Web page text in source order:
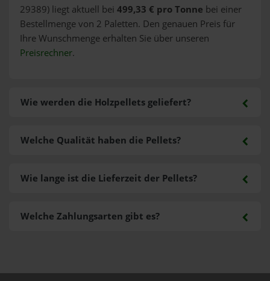
29389) liegt aktuell bei 499,33 € pro Tonne bei einer
Bestellmenge von 2 Paletten. Den genauen Preis für
Ihre Wunschmenge erhalten Sie über unseren
Preisrechner.
Wie werden die Holzpellets geliefert?
Welche Zahlungsarten gibt es?
Welche Qualität haben die Pellets?
Wie lange ist die Lieferzeit der Pellets?